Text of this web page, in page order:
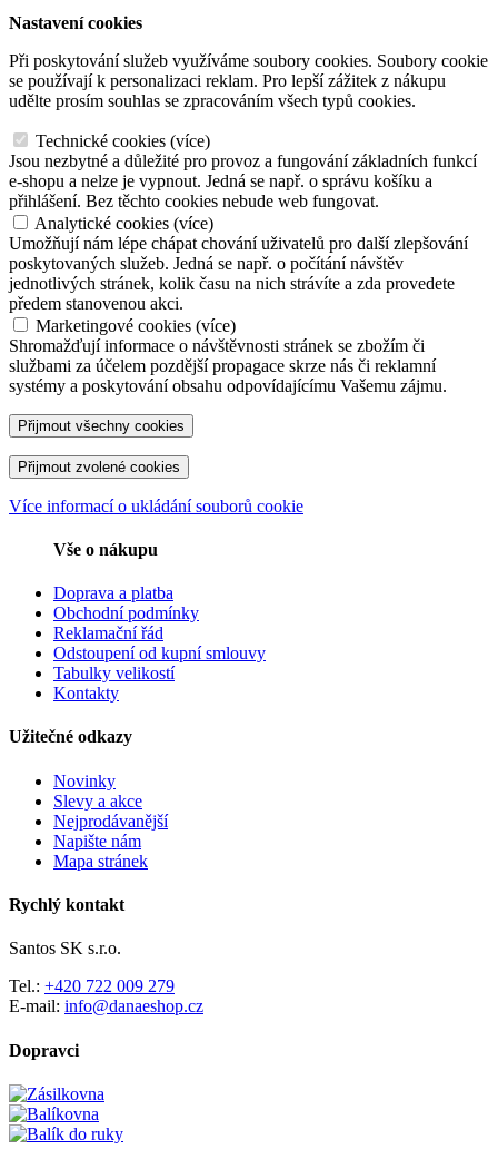
Nastavení cookies
Při poskytování služeb využíváme soubory cookies. Soubory cookie
se používají k personalizaci reklam. Pro lepší zážitek z nákupu
udělte prosím souhlas se zpracováním všech typů cookies.
Technické cookies (více)
Jsou nezbytné a důležité pro provoz a fungování základních funkcí
e-shopu a nelze je vypnout. Jedná se např. o správu košíku a
přihlášení. Bez těchto cookies nebude web fungovat.
Analytické cookies (více)
Umožňují nám lépe chápat chování uživatelů pro další zlepšování
poskytovaných služeb. Jedná se např. o počítání návštěv
jednotlivých stránek, kolik času na nich strávíte a zda provedete
předem stanovenou akci.
Marketingové cookies (více)
Shromažďují informace o návštěvnosti stránek se zbožím či
službami za účelem pozdější propagace skrze nás či reklamní
systémy a poskytování obsahu odpovídajícímu Vašemu zájmu.
Více informací o ukládání souborů cookie
Vše o nákupu
Doprava a platba
Obchodní podmínky
Reklamační řád
Odstoupení od kupní smlouvy
Tabulky velikostí
Kontakty
Užitečné odkazy
Novinky
Slevy a akce
Nejprodávanější
Napište nám
Mapa stránek
Rychlý kontakt
Santos SK s.r.o.
Tel.: +420 722 009 279
E-mail: info@danaeshop.cz
Dopravci